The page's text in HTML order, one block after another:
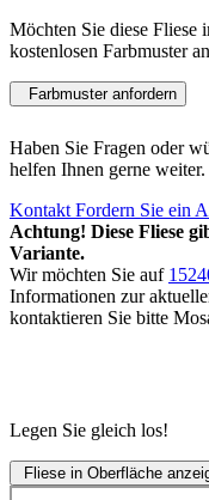
Möchten Sie diese Fliese
kostenlosen Farbmuster
Farbmuster anfordern
Haben Sie Fragen oder
helfen Ihnen gerne weiter.
Kontakt Fordern Sie ein
Achtung! Diese Fliese
Variante.
Wir möchten Sie auf
Informationen zur
kontaktieren Sie bitte
Legen Sie gleich los!
Fliese in Oberfläche